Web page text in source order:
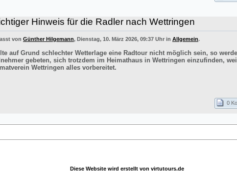
Hinweis für die Radler nach Wettringen
von Günther Hilgemann, Dienstag, 10. März 2026, 09:37 Uhr in Allgemein.
auf Grund schlechter Wetterlage eine Radtour nicht möglich sein, so
gebeten, sich trotzdem im Heimathaus in Wettringen einzufinden,
Wettringen alles vorbereitet.
0
Diese Website wird erstellt von virtutours.de